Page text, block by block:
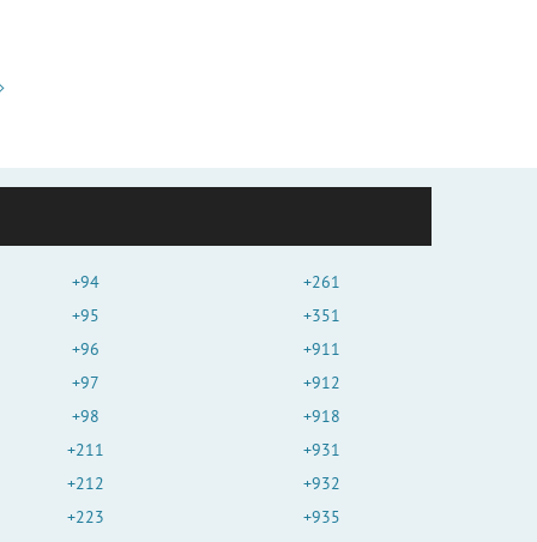
+94
+95
+96
+97
+98
+211
+212
+223
+261
+351
+911
+912
+918
+931
+932
+935